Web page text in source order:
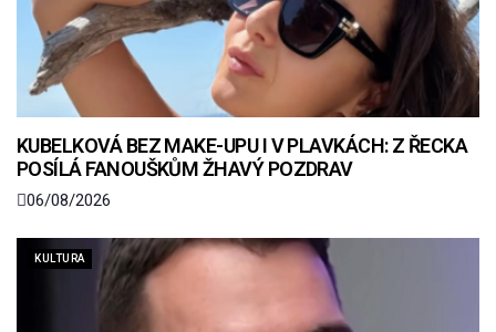
KUBELKOVÁ BEZ MAKE-UPU I V PLAVKÁCH: Z ŘECKA
POSÍLÁ FANOUŠKŮM ŽHAVÝ POZDRAV
06/08/2026
KULTURA